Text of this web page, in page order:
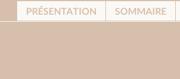
PRÉSENTATION SOMMAIRE